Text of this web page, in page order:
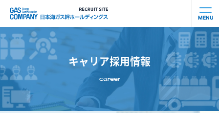
会社を知る
社員を知る
事業を知る
MENU
キャリア採用情報
career